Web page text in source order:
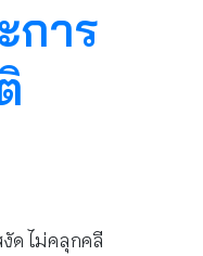
การ
ด ไม่คลุกคลี